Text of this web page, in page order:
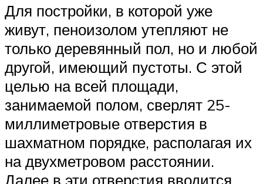
Для постройки, в которой уже
живут, пеноизолом утепляют не
только деревянный пол, но и любой
другой, имеющий пустоты. С этой
целью на всей площади,
занимаемой полом, сверлят 25-
миллиметровые отверстия в
шахматном порядке, располагая их
на двухметровом расстоянии.
Далее в эти отверстия вводится